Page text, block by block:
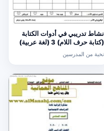
نشاط تدريبي في أدوات الكتابة
(كتابة حرف اللام) 3 (لغة عربية)
نخبة من المدرسين